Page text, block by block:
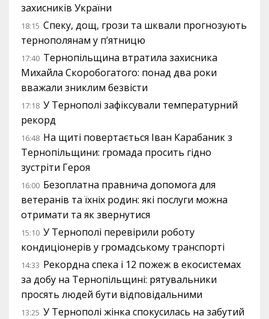
захисників України
18:15 Спеку, дощ, грози та шквали прогнозують
тернополянам у п’ятницю
17:40 Тернопільщина втратила захисника
Михайла Скоробогатого: понад два роки
вважали зниклим безвісти
17:18 У Тернополі зафіксували температурний
рекорд
16:48 На щиті повертається Іван Карабаник з
Тернопільщини: громада просить гідно
зустріти Героя
16:00 Безоплатна правнича допомога для
ветеранів та їхніх родин: які послуги можна
отримати та як звернутися
15:10 У Тернополі перевірили роботу
кондиціонерів у громадському транспорті
14:33 Рекордна спека і 12 пожеж в екосистемах
за добу на Тернопільщині: рятувальники
просять людей бути відповідальними
13:25 У Тернополі жінка спокусилась на забутий